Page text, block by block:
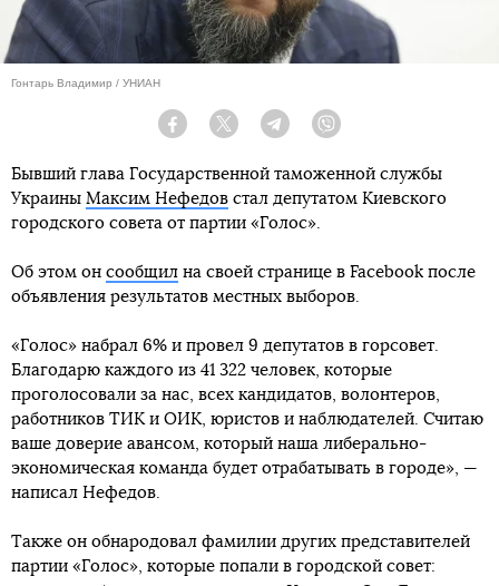
Гонтарь Владимир / УНИАН
Facebook Twitter Telegram
Бывший глава Государственной таможенной службы
Украины Максим Нефедов стал депутатом Киевского
городского совета от партии «Голос».
Об этом он сообщил на своей странице в Facebook после
объявления результатов местных выборов.
«Голос» набрал 6% и провел 9 депутатов в горсовет.
Благодарю каждого из 41 322 человек, которые
проголосовали за нас, всех кандидатов, волонтеров,
работников ТИК и ОИК, юристов и наблюдателей. Считаю
ваше доверие авансом, который наша либерально-
экономическая команда будет отрабатывать в городе», —
написал Нефедов.
Также он обнародовал фамилии других представителей
партии «Голос», которые попали в городской совет: